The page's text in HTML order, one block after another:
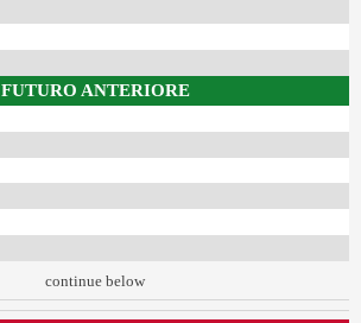
FUTURO ANTERIORE
continue below